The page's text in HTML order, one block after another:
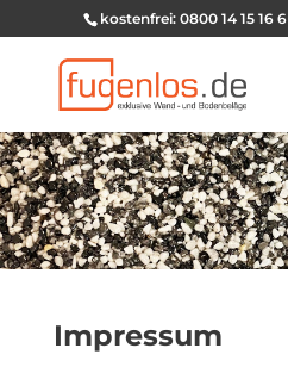
kostenfrei: 0800 14 15 16 6
Impressum